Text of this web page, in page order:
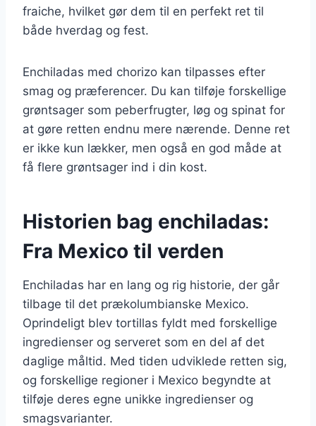
fraiche, hvilket gør dem til en perfekt ret til
både hverdag og fest.
Enchiladas med chorizo kan tilpasses efter
smag og præferencer. Du kan tilføje forskellige
grøntsager som peberfrugter, løg og spinat for
at gøre retten endnu mere nærende. Denne ret
er ikke kun lækker, men også en god måde at
få flere grøntsager ind i din kost.
Historien bag enchiladas:
Fra Mexico til verden
Enchiladas har en lang og rig historie, der går
tilbage til det prækolumbianske Mexico.
Oprindeligt blev tortillas fyldt med forskellige
ingredienser og serveret som en del af det
daglige måltid. Med tiden udviklede retten sig,
og forskellige regioner i Mexico begyndte at
tilføje deres egne unikke ingredienser og
smagsvarianter.